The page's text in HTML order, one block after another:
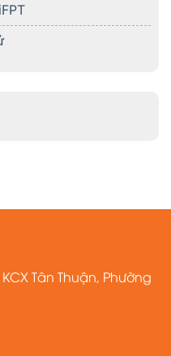
Tân Thuận, Phường